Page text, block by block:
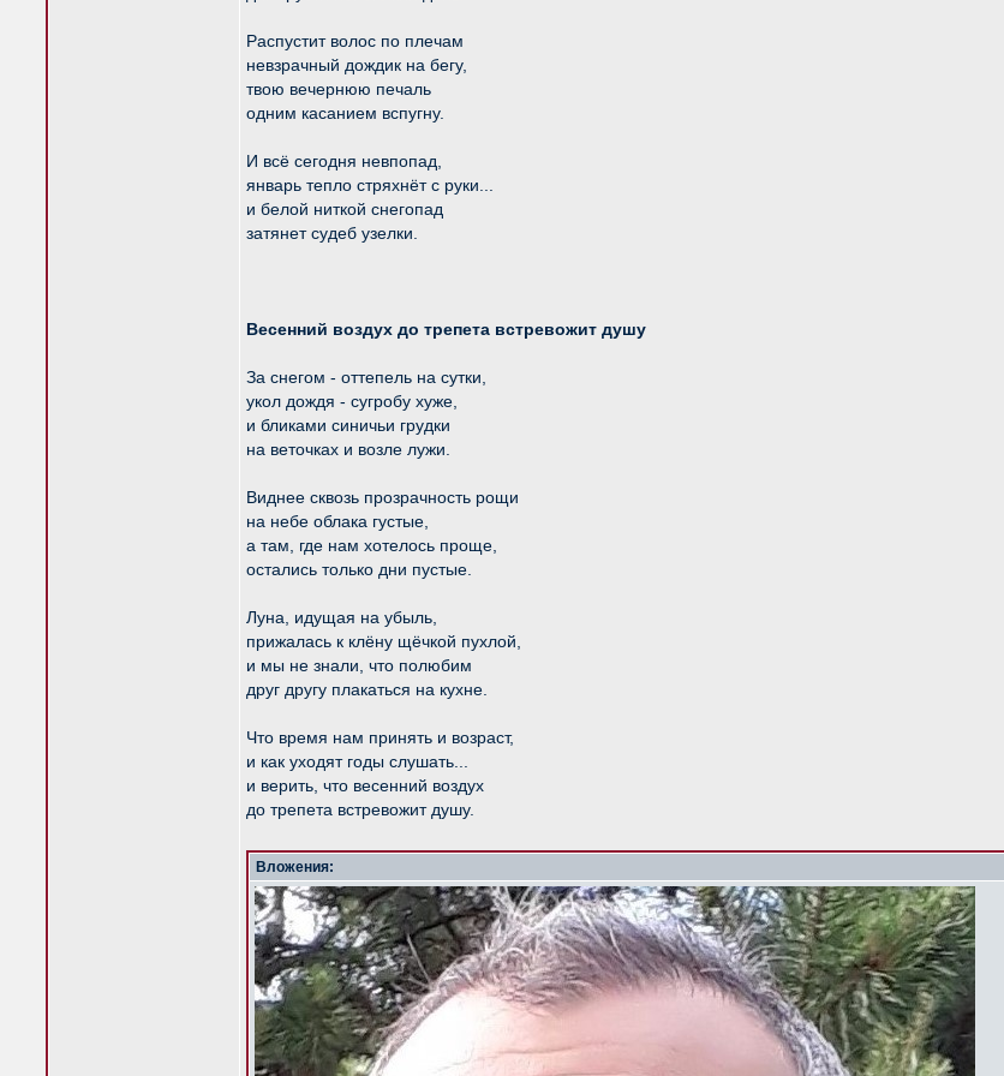
Распустит волос по плечам
невзрачный дождик на бегу,
твою вечернюю печаль
одним касанием вспугну.
И всё сегодня невпопад,
январь тепло стряхнёт с руки...
и белой ниткой снегопад
затянет судеб узелки.
Весенний воздух до трепета встревожит душу
За снегом - оттепель на сутки,
укол дождя - сугробу хуже,
и бликами синичьи грудки
на веточках и возле лужи.
Виднее сквозь прозрачность рощи
на небе облака густые,
а там, где нам хотелось проще,
остались только дни пустые.
Луна, идущая на убыль,
прижалась к клёну щёчкой пухлой,
и мы не знали, что полюбим
друг другу плакаться на кухне.
Что время нам принять и возраст,
и как уходят годы слушать...
и верить, что весенний воздух
до трепета встревожит душу.
Вложения: